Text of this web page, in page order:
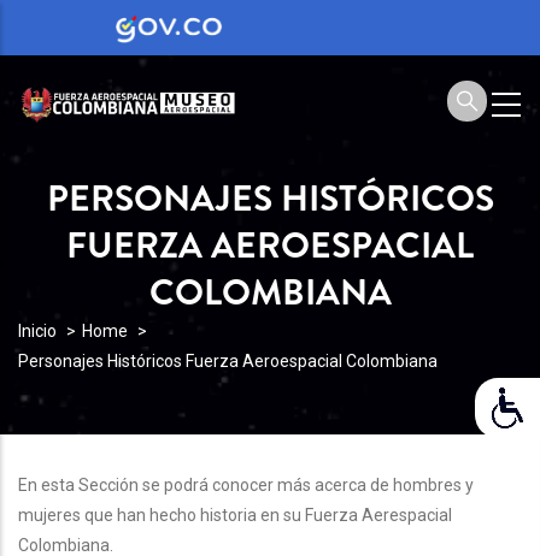
PERSONAJES HISTÓRICOS
FUERZA AEROESPACIAL
COLOMBIANA
BREADCRUMB
Inicio
Home
Personajes Históricos Fuerza Aeroespacial Colombiana
En esta Sección se podrá conocer más acerca de hombres y
mujeres que han hecho historia en su Fuerza Aerespacial
Colombiana.